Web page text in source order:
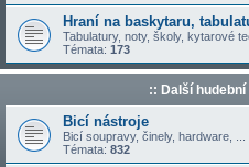
Hraní na baskytaru,
Tabulatury, noty, školy, kytarové
Témata: 173
:: Další
Bicí nástroje
Bicí soupravy, činely, hardware, ...
Témata: 832